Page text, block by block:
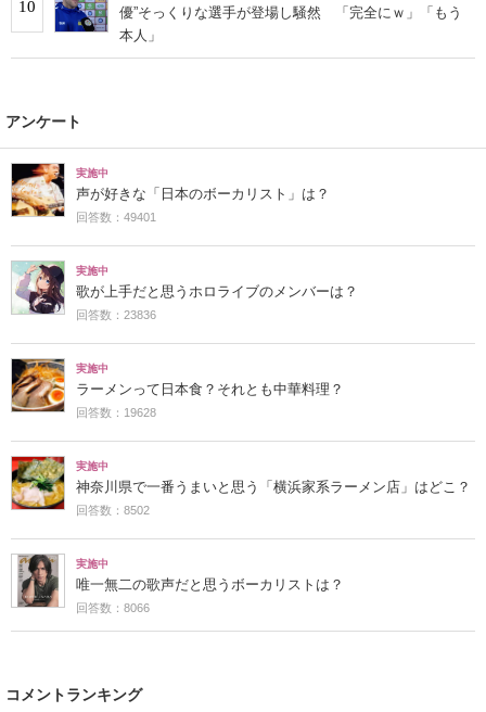
10
優”そっくりな選手が登場し騒然 「完全にｗ」「もう
本人」
アンケート
実施中
声が好きな「日本のボーカリスト」は？
回答数：49401
実施中
歌が上手だと思うホロライブのメンバーは？
回答数：23836
実施中
ラーメンって日本食？それとも中華料理？
回答数：19628
実施中
神奈川県で一番うまいと思う「横浜家系ラーメン店」はどこ？
回答数：8502
実施中
唯一無二の歌声だと思うボーカリストは？
回答数：8066
コメントランキング